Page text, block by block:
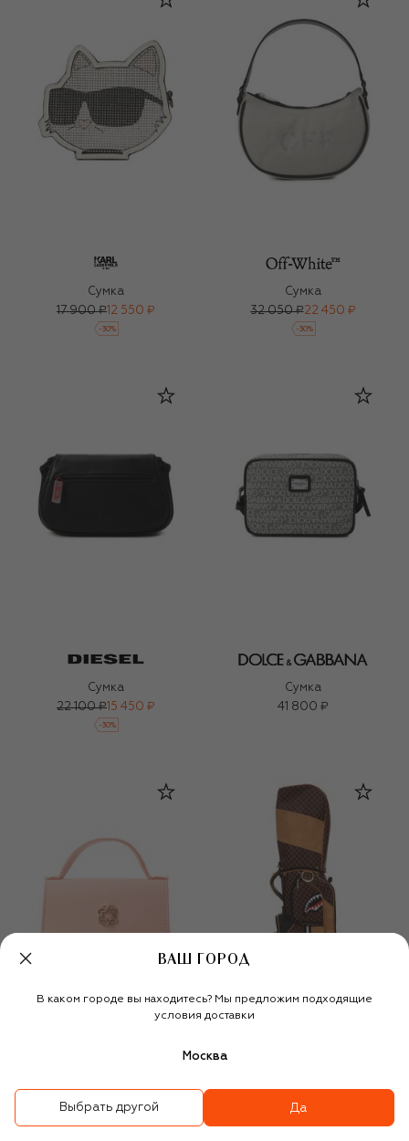
Сумка
17 900 ₽ 12 550 ₽
-30%
Сумка
32 050 ₽22 450 ₽
-30%
Сумка
22 100 ₽ 15 450 ₽
-30%
Сумка
41 800 ₽
Hennyville
ВАШ ГОРОД
В каком городе вы находитесь? Мы предложим подходящие
условия доставки
Москва
Выбрать другой Да